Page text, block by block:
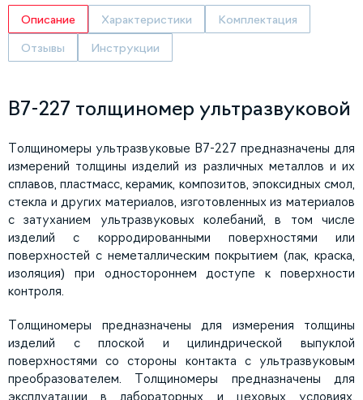
Описание Характеристики Комплектация
Отзывы Инструкции
В7-227 толщиномер ультразвуковой
Толщиномеры ультразвуковые В7-227 предназначены для
измерений толщины изделий из различных металлов и их
сплавов, пластмасс, керамик, композитов, эпоксидных смол,
стекла и других материалов, изготовленных из материалов
с затуханием ультразвуковых колебаний, в том числе
изделий с корродированными поверхностями или
поверхностей с неметаллическим покрытием (лак, краска,
изоляция) при одностороннем доступе к поверхности
контроля.
Толщиномеры предназначены для измерения толщины
изделий с плоской и цилиндрической выпуклой
поверхностями со стороны контакта с ультразвуковым
преобразователем. Толщиномеры предназначены для
эксплуатации в лабораторных и цеховых условиях,